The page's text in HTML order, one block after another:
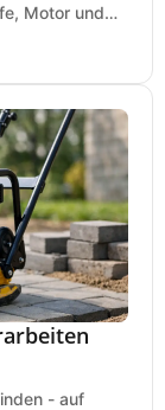
Motor und
- auf